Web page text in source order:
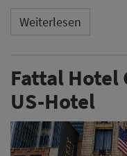
Weiterlesen
Fattal
US-Hotel